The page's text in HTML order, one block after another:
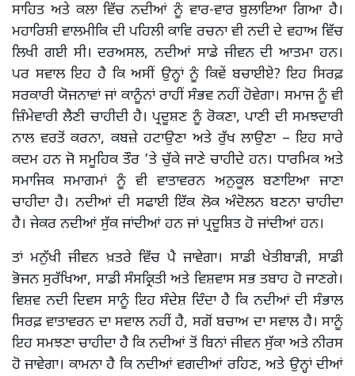
ਸਾਹਿਤ ਅਤੇ ਕਲਾ ਵਿੱਚ ਨਦੀਆਂ ਨੂੰ ਵਾਰ-ਵਾਰ ਬੁਲਾਇਆ ਗਿਆ ਹੈ।
ਮਹਾਰਿਸ਼ੀ ਵਾਲਮੀਕਿ ਦੀ ਪਹਿਲੀ ਕਾਵਿ ਰਚਨਾ ਵੀ ਨਦੀ ਦੇ ਵਹਾਅ ਵਿੱਚ
ਲਿਖੀ ਗਈ ਸੀ। ਦਰਅਸਲ, ਨਦੀਆਂ ਸਾਡੇ ਜੀਵਨ ਦੀ ਆਤਮਾ ਹਨ।
ਪਰ ਸਵਾਲ ਇਹ ਹੈ ਕਿ ਅਸੀਂ ਉਨ੍ਹਾਂ ਨੂੰ ਕਿਵੇਂ ਬਚਾਈਏ? ਇਹ ਸਿਰਫ਼
ਸਰਕਾਰੀ ਯੋਜਨਾਵਾਂ ਜਾਂ ਕਾਨੂੰਨਾਂ ਰਾਹੀਂ ਸੰਭਵ ਨਹੀਂ ਹੋਵੇਗਾ। ਸਮਾਜ ਨੂੰ ਵੀ
ਜ਼ਿੰਮੇਵਾਰੀ ਲੈਣੀ ਚਾਹੀਦੀ ਹੈ। ਪ੍ਰਦੂਸ਼ਣ ਨੂੰ ਰੋਕਣਾ, ਪਾਣੀ ਦੀ ਸਮਝਦਾਰੀ
ਨਾਲ ਵਰਤੋਂ ਕਰਨਾ, ਕਬਜ਼ੇ ਹਟਾਉਣਾ ਅਤੇ ਰੁੱਖ ਲਾਉਣਾ – ਇਹ ਸਾਰੇ
ਕਦਮ ਹਨ ਜੋ ਸਮੂਹਿਕ ਤੌਰ ’ਤੇ ਚੁੱਕੇ ਜਾਣੇ ਚਾਹੀਦੇ ਹਨ। ਧਾਰਮਿਕ ਅਤੇ
ਸਮਾਜਿਕ ਸਮਾਗਮਾਂ ਨੂੰ ਵੀ ਵਾਤਾਵਰਨ ਅਨੁਕੂਲ ਬਣਾਇਆ ਜਾਣਾ
ਚਾਹੀਦਾ ਹੈ। ਨਦੀਆਂ ਦੀ ਸਫਾਈ ਇੱਕ ਲੋਕ ਅੰਦੋਲਨ ਬਣਨਾ ਚਾਹੀਦਾ
ਹੈ। ਜੇਕਰ ਨਦੀਆਂ ਸੁੱਕ ਜਾਂਦੀਆਂ ਹਨ ਜਾਂ ਪ੍ਰਦੂਸ਼ਿਤ ਹੋ ਜਾਂਦੀਆਂ ਹਨ।
ਤਾਂ ਮਨੁੱਖੀ ਜੀਵਨ ਖ਼ਤਰੇ ਵਿੱਚ ਪੈ ਜਾਵੇਗਾ। ਸਾਡੀ ਖੇਤੀਬਾੜੀ, ਸਾਡੀ
ਭੋਜਨ ਸੁਰੱਖਿਆ, ਸਾਡੀ ਸੰਸਕ੍ਰਿਤੀ ਅਤੇ ਵਿਸ਼ਵਾਸ ਸਭ ਤਬਾਹ ਹੋ ਜਾਣਗੇ।
ਵਿਸ਼ਵ ਨਦੀ ਦਿਵਸ ਸਾਨੂੰ ਇਹ ਸੰਦੇਸ਼ ਦਿੰਦਾ ਹੈ ਕਿ ਨਦੀਆਂ ਦੀ ਸੰਭਾਲ
ਸਿਰਫ਼ ਵਾਤਾਵਰਨ ਦਾ ਸਵਾਲ ਨਹੀਂ ਹੈ, ਸਗੋਂ ਬਚਾਅ ਦਾ ਸਵਾਲ ਹੈ। ਸਾਨੂੰ
ਇਹ ਸਮਝਣਾ ਚਾਹੀਦਾ ਹੈ ਕਿ ਨਦੀਆਂ ਤੋਂ ਬਿਨਾਂ ਜੀਵਨ ਸੁੱਕਾ ਅਤੇ ਨੀਰਸ
ਹੋ ਜਾਵੇਗਾ। ਕਾਮਨਾ ਹੈ ਕਿ ਨਦੀਆਂ ਵਗਦੀਆਂ ਰਹਿਣ, ਅਤੇ ਉਨ੍ਹਾਂ ਦੀਆਂ